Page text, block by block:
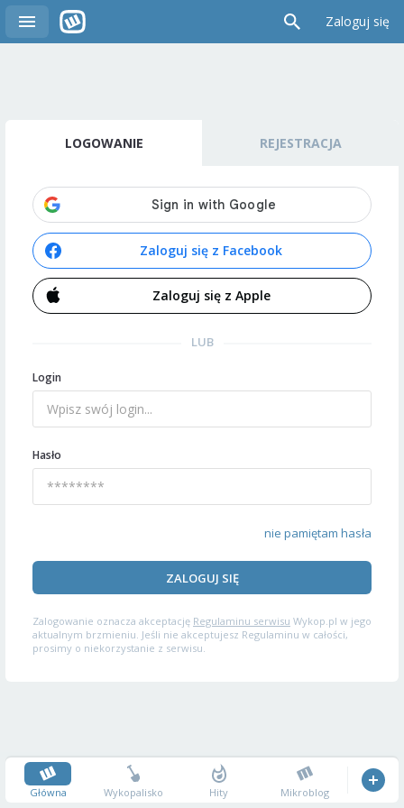
Zaloguj się
LOGOWANIE REJESTRACJA
Zaloguj się z Facebook
Zaloguj się z Apple
LUB
Login
Hasło
nie pamiętam hasła
ZALOGUJ SIĘ
Zalogowanie oznacza akceptację Regulaminu serwisu Wykop.pl w jego
aktualnym brzmieniu. Jeśli nie akceptujesz Regulaminu w całości,
prosimy o niekorzystanie z serwisu.
Główna Wykopalisko Hity Mikroblog